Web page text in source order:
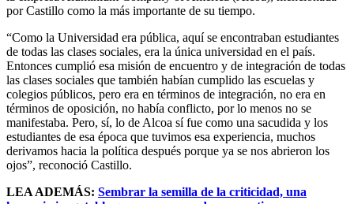
por Castillo como la más importante de su tiempo.
“Como la Universidad era pública, aquí se encontraban estudiantes
de todas las clases sociales, era la única universidad en el país.
Entonces cumplió esa misión de encuentro y de integración de todas
las clases sociales que también habían cumplido las escuelas y
colegios públicos, pero era en términos de integración, no era en
términos de oposición, no había conflicto, por lo menos no se
manifestaba. Pero, sí, lo de Alcoa sí fue como una sacudida y los
estudiantes de esa época que tuvimos esa experiencia, muchos
derivamos hacia la política después porque ya se nos abrieron los
ojos”, reconoció Castillo.
LEA ADEMÁS: Sembrar la semilla de la criticidad, una